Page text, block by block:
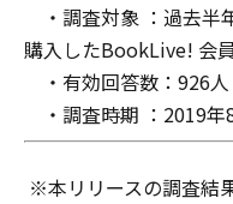
・調査対象 ：過去半
購入したBookLive! 会
・有効回答数：926人
・調査時期 ：2019年
※本リリースの調査結